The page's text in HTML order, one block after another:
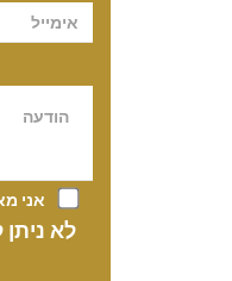
אני
לא